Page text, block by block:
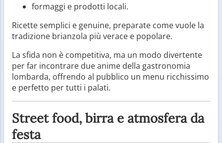
formaggi e prodotti locali.
Ricette semplici e genuine, preparate come vuole la
tradizione brianzola più verace e popolare.
La sfida non è competitiva, ma un modo divertente
per far incontrare due anime della gastronomia
lombarda, offrendo al pubblico un menu ricchissimo
e perfetto per tutti i palati.
Street food, birra e atmosfera da
festa